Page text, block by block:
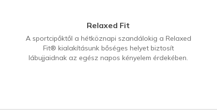
Relaxed Fit
A sportcipőktől a hétköznapi szandálokig a Relaxed
Fit® kialakításunk bőséges helyet biztosít
lábujjaidnak az egész napos kényelem érdekében.